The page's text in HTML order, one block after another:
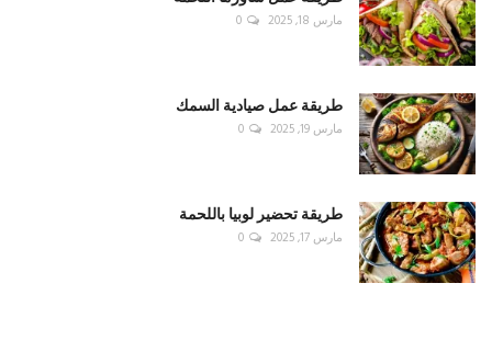
مارس 18, 2025 0
طريقة عمل صيادية السمك
مارس 19, 2025 0
طريقة تحضير لوبيا باللحمة
مارس 17, 2025 0